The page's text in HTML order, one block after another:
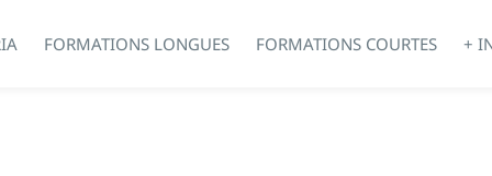
FORMATIONS LONGUES FORMATIONS COURTES +